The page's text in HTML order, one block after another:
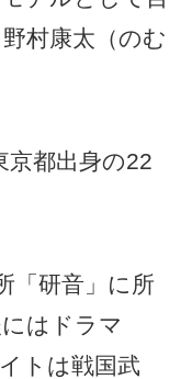
村康太（のむ
京都出身の22
「研音」に所
はドラマ
トは戦国武